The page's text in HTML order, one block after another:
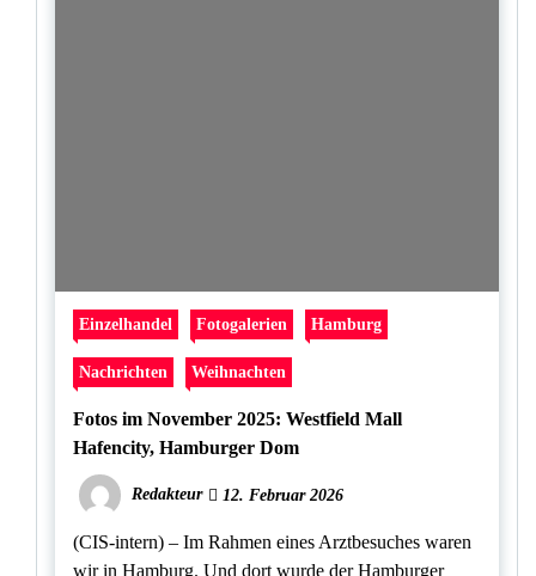
Einzelhandel Fotogalerien Hamburg
Nachrichten Weihnachten
Fotos im November 2025: Westfield Mall
Hafencity, Hamburger Dom
Redakteur 12. Februar 2026
(CIS-intern) – Im Rahmen eines Arztbesuches waren
wir in Hamburg. Und dort wurde der Hamburger